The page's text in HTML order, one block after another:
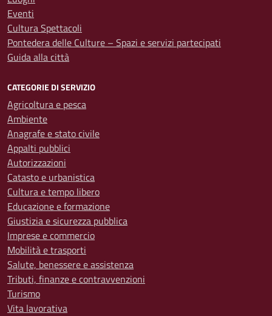
Eventi
Cultura Spettacoli
Pontedera delle Culture – Spazi e servizi partecipati
Guida alla città
CATEGORIE DI SERVIZIO
Agricoltura e pesca
Ambiente
Anagrafe e stato civile
Appalti pubblici
Autorizzazioni
Catasto e urbanistica
Cultura e tempo libero
Educazione e formazione
Giustizia e sicurezza pubblica
Imprese e commercio
Mobilità e trasporti
Salute, benessere e assistenza
Tributi, finanze e contravvenzioni
Turismo
Vita lavorativa